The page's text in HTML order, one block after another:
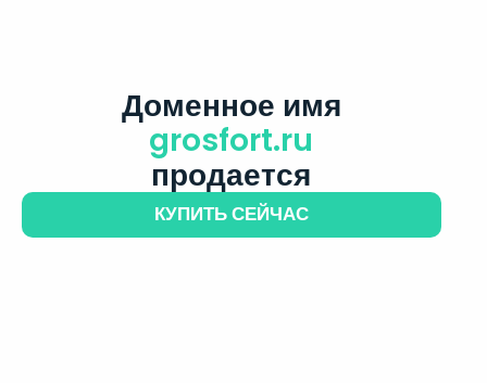
Доменное имя
grosfort.ru
продается
КУПИТЬ СЕЙЧАС